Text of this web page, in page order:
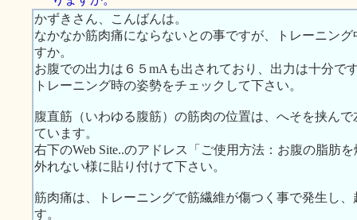
かずきさん、こんばんは。
なかなか筋肉痛にならないとの事ですが、トレーニン
すか。
お腹での出力は６５mAも出されており、出力は十分で
トレーニング時の姿勢をチェックして下さい。
腹直筋（いわゆる腹筋）の筋肉の位置は、へそを挟ん
ています。
右下のWeb Site..のアドレス「ご使用方法：お腹の脂肪
外れない様に貼り付けて下さい。
筋肉痛は、トレーニングで筋繊維が傷つく事で発生し
す。